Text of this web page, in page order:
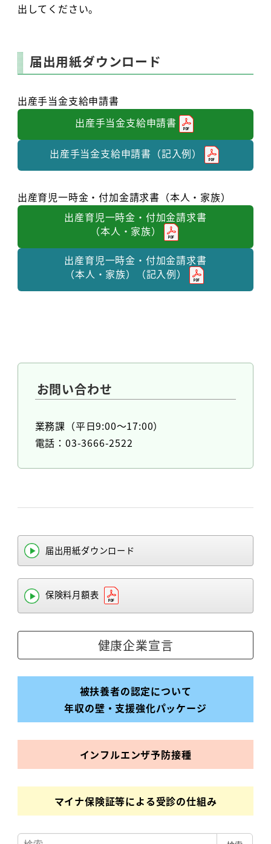
出してください。
届出用紙ダウンロード
出産手当金支給申請書
出産手当金支給申請書
出産手当金支給申請書（記入例）
出産育児一時金・付加金請求書（本人・家族）
出産育児一時金・付加金請求書
（本人・家族）
出産育児一時金・付加金請求書
（本人・家族）（記入例）
お問い合わせ
業務課（平日9:00～17:00）
電話：03-3666-2522
届出用紙ダウンロード
保険料月額表
健康企業宣言
被扶養者の認定について
年収の壁・支援強化パッケージ
インフルエンザ予防接種
マイナ保険証等による受診の仕組み
検